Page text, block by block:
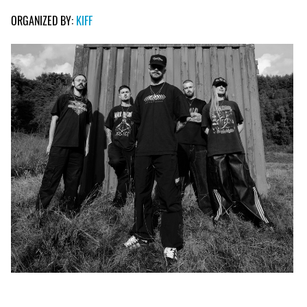
ORGANIZED BY: KIFF